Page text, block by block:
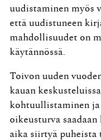
uudistaminen myös
että uudistuneen
mahdollisuudet on
käytännössä.
Toivon uuden
kauan
kohtuullistaminen
oikeusturva
aika siirtyä puheista